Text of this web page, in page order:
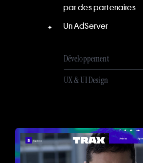
par des partenaires
Un AdServer
Développement
UX & UI Design